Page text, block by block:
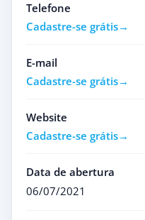
Telefone
Cadastre-se grátis
E-mail
Cadastre-se grátis
Website
Cadastre-se grátis
Data de abertura
06/07/2021